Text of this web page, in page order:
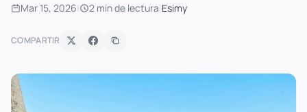
Mar 15, 2026| 2 min de lectura|Esimy
COMPARTIR